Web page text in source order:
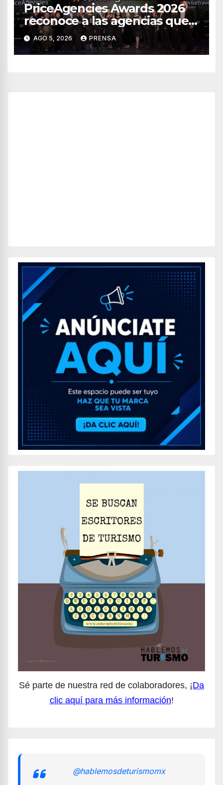
PriceAgencies Awards 2026
reconoce a las agencias que
impulsan el crecimiento del
turismo en México
AGO 5, 2026 PRENSA
Sé parte de nuestra red de colaboradores, ¡Da
clic aquí para más información!
@hablemosdeturismomx